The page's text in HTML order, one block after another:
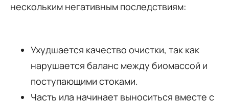
нескольким негативным последствиям:
Ухудшается качество очистки, так как
нарушается баланс между биомассой и
поступающими стоками.
Часть ила начинает выноситься вместе с